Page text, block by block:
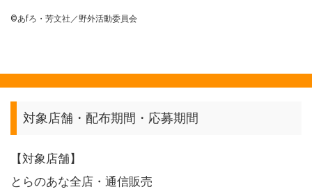
©あfろ・芳文社／野外活動委員会
対象店舗・配布期間・応募期間
【対象店舗】
とらのあな全店・通信販売